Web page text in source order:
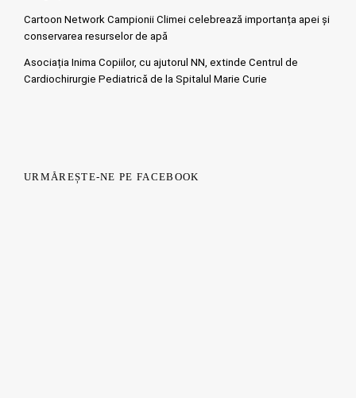
Cartoon Network Campionii Climei celebrează importanța apei și
conservarea resurselor de apă
Asociația Inima Copiilor, cu ajutorul NN, extinde Centrul de
Cardiochirurgie Pediatrică de la Spitalul Marie Curie
URMĂREȘTE-NE PE FACEBOOK